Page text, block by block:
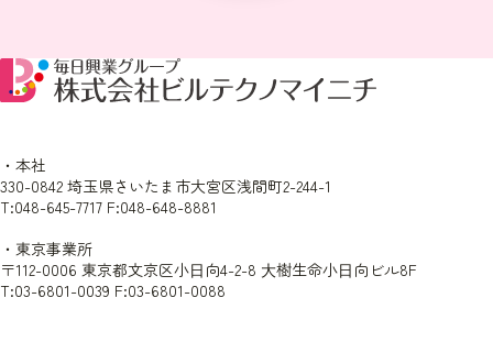
・本社
330-0842 埼玉県さいたま市大宮区浅間町2-244-1
T:048-645-7717 F:048-648-8881
・東京事業所
〒112-0006 東京都文京区小⽇向4-2-8 ⼤樹生命小⽇向ビル8F
T:03-6801-0039 F:03-6801-0088